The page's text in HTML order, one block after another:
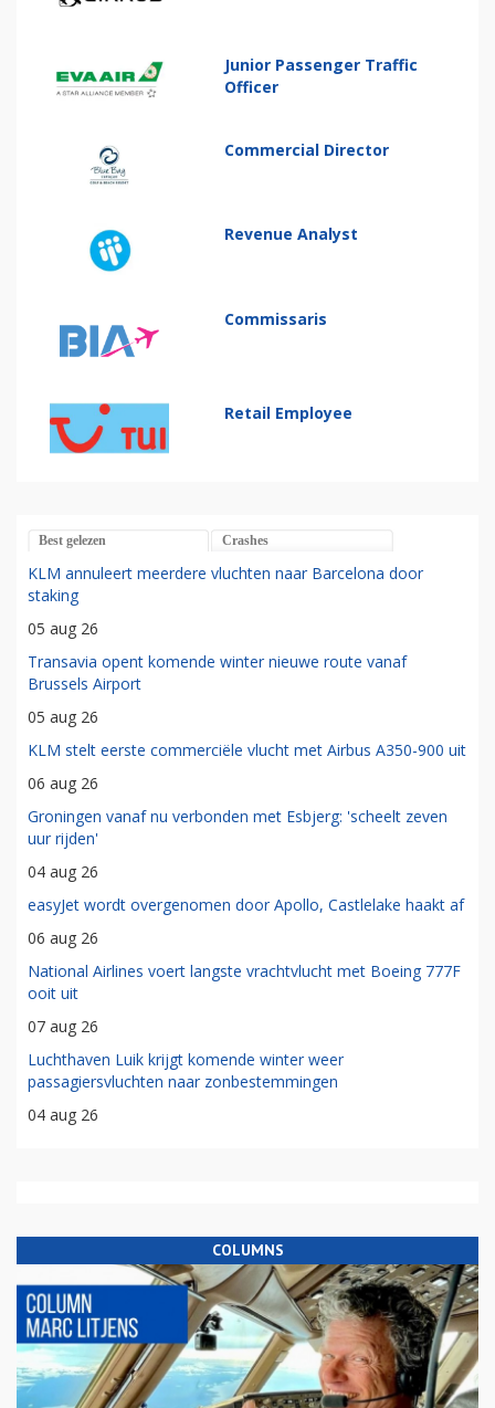
Junior Passenger Traffic
Officer
Commercial Director
Revenue Analyst
Commissaris
Retail Employee
Best gelezen Crashes
KLM annuleert meerdere vluchten naar Barcelona door
staking
05 aug 26
Transavia opent komende winter nieuwe route vanaf
Brussels Airport
05 aug 26
KLM stelt eerste commerciële vlucht met Airbus A350-900 uit
06 aug 26
Groningen vanaf nu verbonden met Esbjerg: 'scheelt zeven
uur rijden'
04 aug 26
easyJet wordt overgenomen door Apollo, Castlelake haakt af
06 aug 26
National Airlines voert langste vrachtvlucht met Boeing 777F
ooit uit
07 aug 26
Luchthaven Luik krijgt komende winter weer
passagiersvluchten naar zonbestemmingen
04 aug 26
COLUMNS